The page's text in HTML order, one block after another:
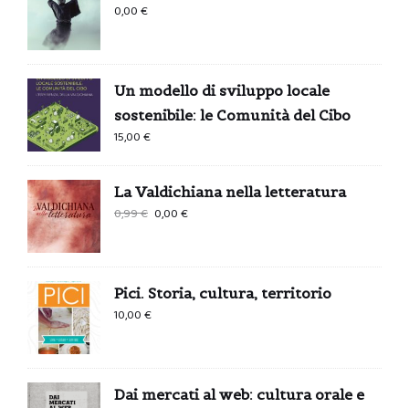
0,00€
Un modello di sviluppo locale
sostenibile: le Comunità del Cibo
15,00€
La Valdichiana nella letteratura
0,99€
era:
0,99 €.
0,00€
è:
0,00 €.
Pici. Storia, cultura, territorio
10,00€
Dai mercati al web: cultura orale e